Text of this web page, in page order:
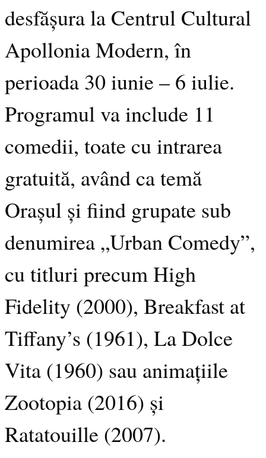
desfășura la Centrul Cultural
Apollonia Modern, în
perioada 30 iunie – 6 iulie.
Programul va include 11
comedii, toate cu intrarea
gratuită, având ca temă
Orașul și fiind grupate sub
denumirea „Urban Comedy”,
cu titluri precum High
Fidelity (2000), Breakfast at
Tiffany’s (1961), La Dolce
Vita (1960) sau animațiile
Zootopia (2016) și
Ratatouille (2007).